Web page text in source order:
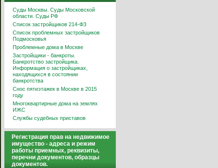
Суды Москвы. Суды Московской
области. Суды РФ
Список застройщиков 214-ФЗ
Список проблемных застройщиков
Подмосковья
Проблемные дома в Москве
Застройщики - банкроты.
Банкротство застройщика.
Информация о застройщиках,
находящихся в состоянии
банкротства
Снос пятиэтажек в Москве в 2015
году
Многоквартирные дома на землях
ИЖС
Службы судебных приставов
Регистрация прав на недвижимое
имущество - адреса и режим
работы приемных, реквизиты,
перечни документов, образцы
документов.